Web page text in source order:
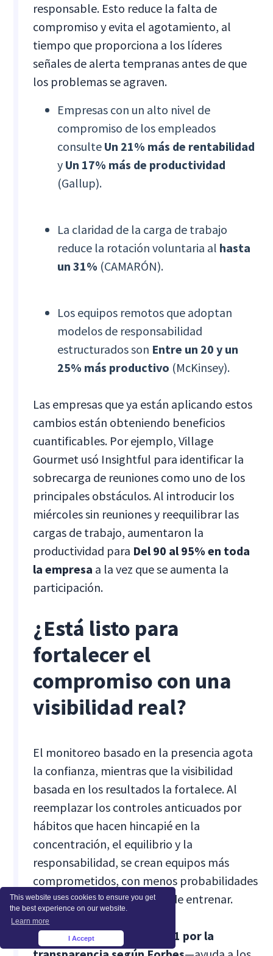
This website uses cookies to ensure you get
the best experience on our website.
Learn more
I Accept
responsable. Esto reduce la falta de
compromiso y evita el agotamiento, al
tiempo que proporciona a los líderes
señales de alerta tempranas antes de que
los problemas se agraven.
Empresas con un alto nivel de
compromiso de los empleados
consulte Un 21% más de rentabilidad
y Un 17% más de productividad
(Gallup).
La claridad de la carga de trabajo
reduce la rotación voluntaria al hasta
un 31% (CAMARÓN).
Los equipos remotos que adoptan
modelos de responsabilidad
estructurados son Entre un 20 y un
25% más productivo (McKinsey).
Las empresas que ya están aplicando estos
cambios están obteniendo beneficios
cuantificables. Por ejemplo, Village
Gourmet usó Insightful para identificar la
sobrecarga de reuniones como uno de los
principales obstáculos. Al introducir los
miércoles sin reuniones y reequilibrar las
cargas de trabajo, aumentaron la
productividad para Del 90 al 95% en toda
la empresa a la vez que se aumenta la
participación.
¿Está listo para
fortalecer el
compromiso con una
visibilidad real?
El monitoreo basado en la presencia agota
la confianza, mientras que la visibilidad
basada en los resultados la fortalece. Al
reemplazar los controles anticuados por
hábitos que hacen hincapié en la
concentración, el equilibrio y la
responsabilidad, se crean equipos más
comprometidos, con menos probabilidades
de abandono y más fáciles de entrenar.
Por eso Insightful—Rated
#1 por la